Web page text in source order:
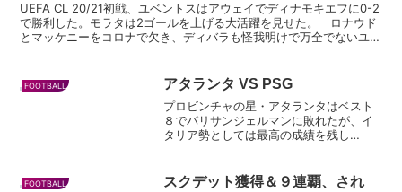
UEFA CL 20/21初戦、ユベントスはアウェイでディナモキエフに0-2
で勝利した。モラタは2ゴールを上げる大活躍を見せた。 ロナウド
とマッケニーをコロナで欠き、ディバラも怪我明けで万全でないユベ
FOOTBALL アタランタ VS PSG
プロビンチャの星・アタランタはベスト
８でパリサンジェルマンに敗れたが、イ
タリア勢としては最高の成績を残し
界最高クラスなので、ＣＬでいつ優勝し
FOOTBALL
スクデット獲得＆９連覇、され